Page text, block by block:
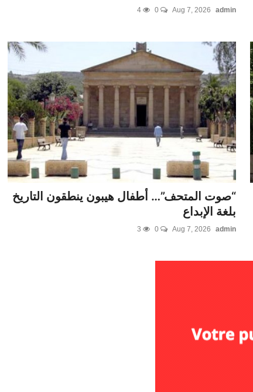
admin
Aug 7, 2026
0
4
“صوت المتحف”… أطفال هيبون ينطقون التاريخ
بلغة الإبداع
admin
Aug 7, 2026
0